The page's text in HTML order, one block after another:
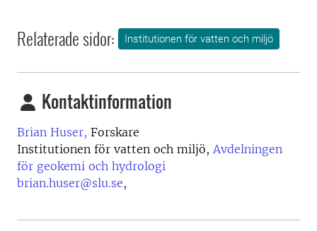
Relaterade sidor: Institutionen för vatten och miljö
Kontaktinformation
Brian Huser, Forskare
Institutionen för vatten och miljö, Avdelningen
för geokemi och hydrologi
brian.huser@slu.se,